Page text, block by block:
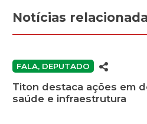
Notícias
FALA, DEPUTADO
Titon destaca ações em
saúde e infraestrutura